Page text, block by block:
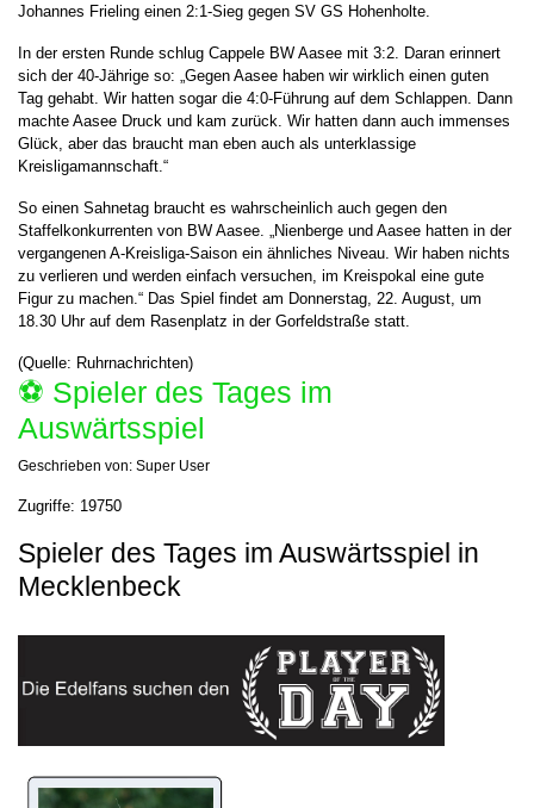
Johannes Frieling einen 2:1-Sieg gegen SV GS Hohenholte.
In der ersten Runde schlug Cappele BW Aasee mit 3:2. Daran erinnert
sich der 40-Jährige so: „Gegen Aasee haben wir wirklich einen guten
Tag gehabt. Wir hatten sogar die 4:0-Führung auf dem Schlappen. Dann
machte Aasee Druck und kam zurück. Wir hatten dann auch immenses
Glück, aber das braucht man eben auch als unterklassige
Kreisligamannschaft.“
So einen Sahnetag braucht es wahrscheinlich auch gegen den
Staffelkonkurrenten von BW Aasee. „Nienberge und Aasee hatten in der
vergangenen A-Kreisliga-Saison ein ähnliches Niveau. Wir haben nichts
zu verlieren und werden einfach versuchen, im Kreispokal eine gute
Figur zu machen.“ Das Spiel findet am Donnerstag, 22. August, um
18.30 Uhr auf dem Rasenplatz in der Gorfeldstraße statt.
(Quelle: Ruhrnachrichten)
⚽️ Spieler des Tages im
Auswärtsspiel
Geschrieben von: Super User
Zugriffe: 19750
Spieler des Tages im Auswärtsspiel in
Mecklenbeck